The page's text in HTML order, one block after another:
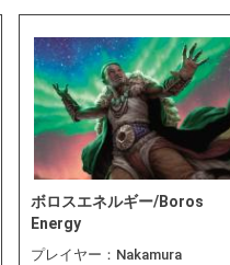
ボロスエネルギー/Boros
Energy
プレイヤー： Nakamura